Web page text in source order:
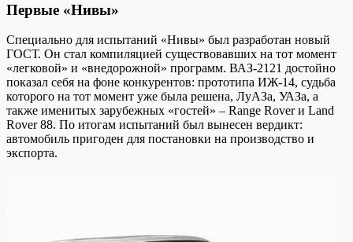
Первые «Нивы»
Специально для испытаний «Нивы» был разработан новый
ГОСТ. Он стал компиляцией существовавших на тот момент
«легковой» и «внедорожной» программ. ВАЗ-2121 достойно
показал себя на фоне конкурентов: прототипа ИЖ-14, судьба
которого на тот момент уже была решена, ЛуАЗа, УАЗа, а
также именитых зарубежных «гостей» – Range Rover и Land
Rover 88. По итогам испытаний был вынесен вердикт:
автомобиль пригоден для постановки на производство и
экспорта.